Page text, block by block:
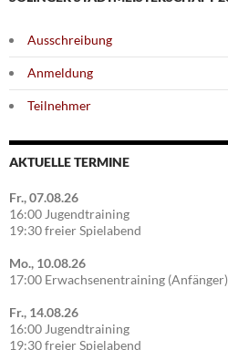
Ausschreibung
Anmeldung
Teilnehmer
AKTUELLE TERMINE
Fr., 07.08.26
16:00 Jugendtraining
19:30 freier Spielabend
Mo., 10.08.26
17:00 Erwachsenentraining (Anfänger)
Fr., 14.08.26
16:00 Jugendtraining
19:30 freier Spielabend